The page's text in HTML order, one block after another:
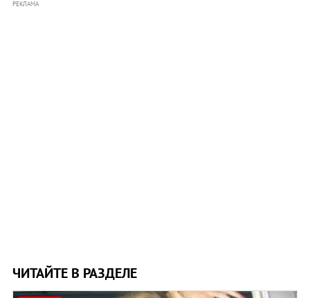
РЕКЛАМА
ЧИТАЙТЕ В РАЗДЕЛЕ